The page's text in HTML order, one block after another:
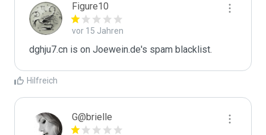
Figure10
vor 15 Jahren
dghju7.cn is on Joewein.de's spam blacklist.
Hilfreich
G@brielle